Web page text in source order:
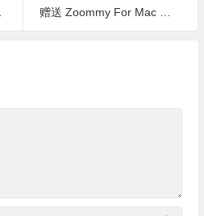
赠送 Zoommy For Mac ，给设计师的情人节福利。